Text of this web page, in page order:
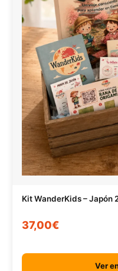
Kit WanderKids – Japón
37,00€
Ver